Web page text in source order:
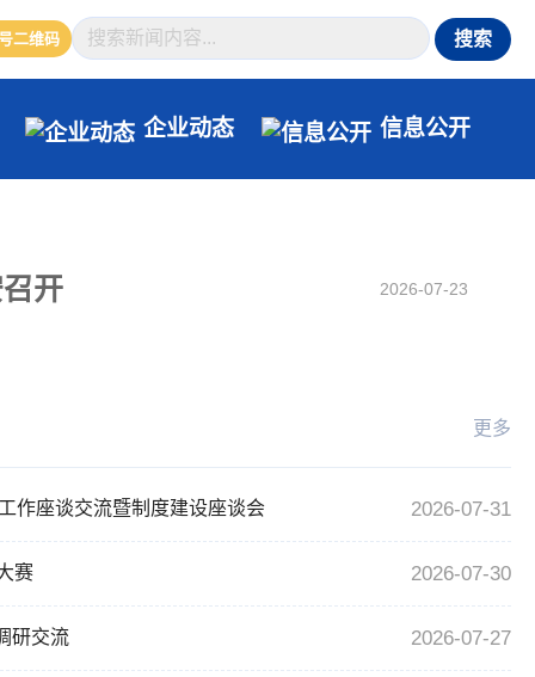
二维码 搜索
企业动态 信息公开
开 2026-07-23
更多
作座谈交流暨制度建设座谈会 2026-07-31
赛 2026-07-30
研交流 2026-07-27